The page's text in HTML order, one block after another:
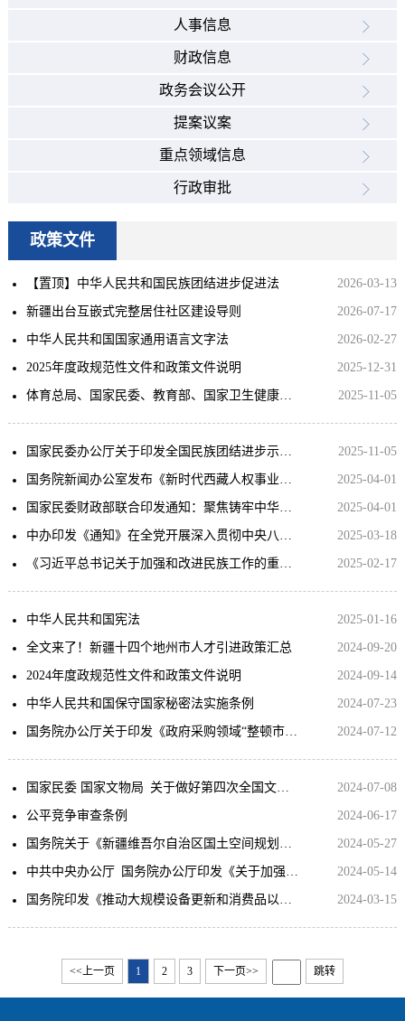
人事信息
财政信息
政务会议公开
提案议案
重点领域信息
行政审批
政策文件
【置顶】中华人民共和国民族团结进步促进法 2026-03-13
新疆出台互嵌式完整居住社区建设导则 2026-07-17
中华人民共和国国家通用语言文字法 2026-02-27
2025年度政规范性文件和政策文件说明 2025-12-31
体育总局、国家民委、教育部、国家卫生健康委、人力资源社会保障部、共青团中央、全国妇联关于体育促进铸牢中华民族共同体意识的指导意见 2025-11-05
国家民委办公厅关于印发全国民族团结进步示范州（地、市、盟）测评指标（试行）的通知 2025-11-05
国务院新闻办公室发布《新时代西藏人权事业的发展与进步》白皮书 2025-04-01
国家民委财政部联合印发通知：聚焦铸牢中华民族共同体意识主线 充分发挥少数民族发展资金作用 2025-04-01
中办印发《通知》在全党开展深入贯彻中央八项规定精神学习教育 2025-03-18
《习近平总书记关于加强和改进民族工作的重要思想学习读本》出版发行 2025-02-17
中华人民共和国宪法 2025-01-16
全文来了！新疆十四个地州市人才引进政策汇总 2024-09-20
2024年度政规范性文件和政策文件说明 2024-09-14
中华人民共和国保守国家秘密法实施条例 2024-07-23
国务院办公厅关于印发《政府采购领域“整顿市场秩序、建设法规体系、促进产业发展”三年行动方案（2024—2026年）》的通知 2024-07-12
国家民委 国家文物局 关于做好第四次全国文物普查工作的通知 2024-07-08
公平竞争审查条例 2024-06-17
国务院关于《新疆维吾尔自治区国土空间规划（2021—2035年）》的批复 2024-05-27
中共中央办公厅 国务院办公厅印发《关于加强行政执法协调监督工作体系建设的意见》 2024-05-14
国务院印发《推动大规模设备更新和消费品以旧换新行动方案》 2024-03-15
<<上一页 1 2 3 下一页>> 跳转